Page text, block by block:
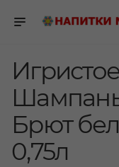
Брют
0,75л